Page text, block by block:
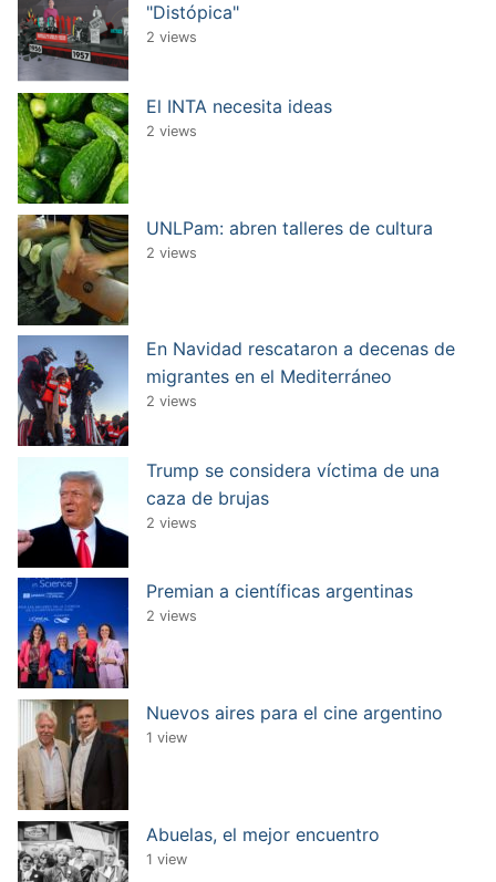
"Distópica"
2 views
El INTA necesita ideas
2 views
UNLPam: abren talleres de cultura
2 views
En Navidad rescataron a decenas de
migrantes en el Mediterráneo
2 views
Trump se considera víctima de una
caza de brujas
2 views
Premian a científicas argentinas
2 views
Nuevos aires para el cine argentino
1 view
Abuelas, el mejor encuentro
1 view